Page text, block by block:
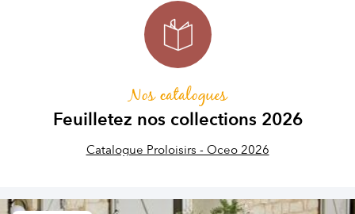
Nos catalogues
Feuilletez nos collections 2026
Catalogue Proloisirs - Oceo 2026